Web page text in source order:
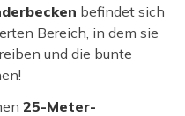
befindet sich
Bereich, in dem sie
und die bunte
25-Meter-